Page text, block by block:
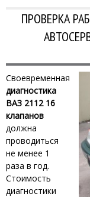
ПРОВЕРКА
Своевременная
диагностика
ВАЗ 2112 16
клапанов
должна
проводиться
не менее 1
раза в год.
Стоимость
диагностики